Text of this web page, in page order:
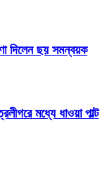
দিলেন ছয় সমন্বয়ক
মধ্যে ধাওয়া পাল্ট